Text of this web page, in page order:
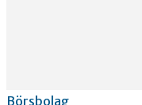
Börsbolag